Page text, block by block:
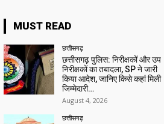
MUST READ
छत्तीसगढ़
छत्तीसगढ़ पुलिस: निरीक्षकों और उप
निरीक्षकों का तबादला, SP ने जारी
किया आदेश, जानिए किसे कहां मिली
जिम्मेदारी…
August 4, 2026
छत्तीसगढ़